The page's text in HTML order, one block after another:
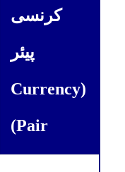
کرنسی
پیئر
(Currency
Pair)